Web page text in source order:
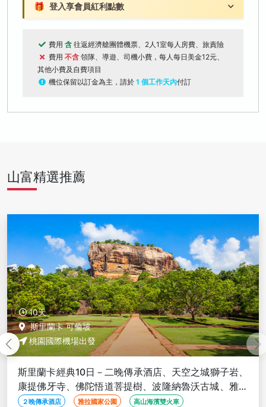
🎁 登入享會員紅利點數
費用 含 往返經濟艙團體機票、2人1室每人房費、旅責險
費用 不含 領隊、導遊、司機小費，每人每日美金12元、
其他小費及自費項目
機位保留以訂金為主，請於 1 個工作天內付訂
山富精選推薦
10天
斯里蘭卡 可倫坡
桃園國際機場出發
斯里蘭卡經典10日－二晚傳承酒店、天空之城獅子岩、
康提佛牙寺、佛陀悟道菩提樹、波隆納魯沃古城、雅拉
國家公園
２晚傳承酒店 雅拉國家公園 高山海濱雙火車